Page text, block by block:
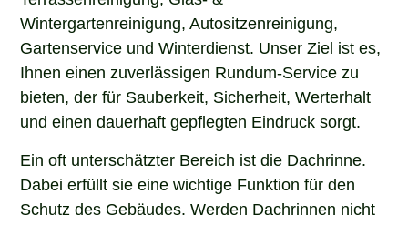
Wintergartenreinigung, Autositzenreinigung,
Gartenservice und Winterdienst. Unser Ziel ist es,
Ihnen einen zuverlässigen Rundum-Service zu
bieten, der für Sauberkeit, Sicherheit, Werterhalt
und einen dauerhaft gepflegten Eindruck sorgt.
Ein oft unterschätzter Bereich ist die Dachrinne.
Dabei erfüllt sie eine wichtige Funktion für den
Schutz des Gebäudes. Werden Dachrinnen nicht